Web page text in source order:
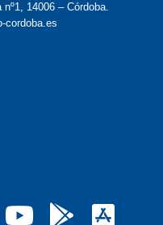
14006 – Córdoba.
cordoba.es